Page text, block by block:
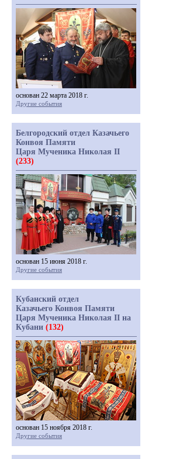
основан 22 марта 2018 г.
Другие события
Белгородский отдел Казачьего
Конвоя Памяти
Царя Мученика Николая II
(233)
основан 15 июня 2018 г.
Другие события
Кубанский отдел
Казачьего Конвоя Памяти
Царя Мученика Николая II на
Кубани (132)
основан 15 ноября 2018 г.
Другие события